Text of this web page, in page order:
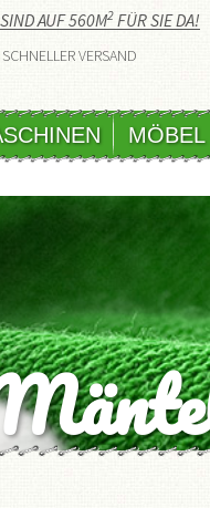
AUF 560M2 FÜR SIE DA!
SCHNELLER VERSAND
MÖBEL